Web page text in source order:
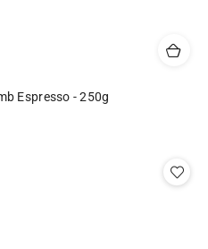
Espresso - 250g